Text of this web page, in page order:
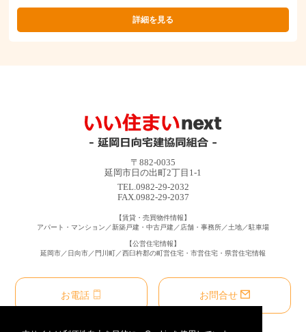
詳細を見る
〒882-0035
延岡市日の出町2丁目1-1
TEL.0982-29-2032
FAX.0982-29-2037
【賃貸・売買物件情報】
アパート・マンション／新築戸建・中古戸建／店舗・事務所／土地／駐車場
【公営住宅情報】
延岡市／日向市／門川町／西臼杵郡の町営住宅・市営住宅・県営住宅情報
お電話 お問合せ